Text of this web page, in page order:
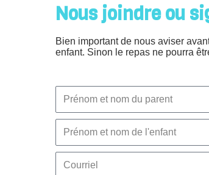
Nous joindre ou
Bien important de nous aviser
enfant. Sinon le repas ne pourra
P
é
n
m
e
P
é
nE